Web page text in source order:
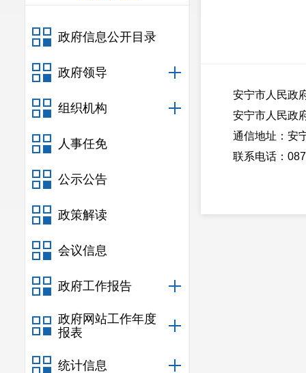
政府信息公开目录
政府领导
组织机构
人事任免
公示公告
政策解读
会议信息
政府工作报告
政府网站工作年度
报表
统计信息
安宁市人民政
安宁市人民政
通信地址：安
联系电话：